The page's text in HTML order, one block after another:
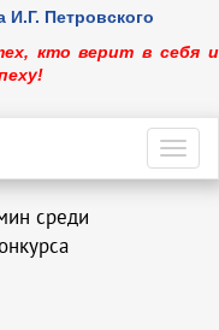
И.Г. Петровского
кто верит в себя и
среди